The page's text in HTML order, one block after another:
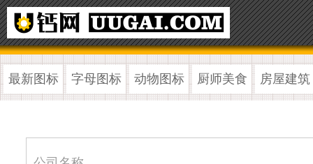
最新图标 字母图标 动物图标 厨师美食 房屋建筑